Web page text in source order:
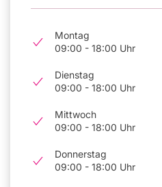
Montag
09:00 - 18:00 Uhr
Dienstag
09:00 - 18:00 Uhr
Mittwoch
09:00 - 18:00 Uhr
Donnerstag
09:00 - 18:00 Uhr